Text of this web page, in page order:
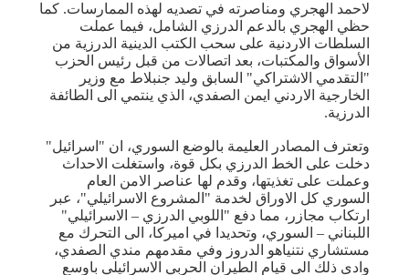
لاحمد الهجري ومناصرته في تصديه لهذه الممارسات. كما
حظي الهجري بالدعم الدرزي الشامل، فيما عملت
السلطات الاردنية على سحب الكتب الدينية الدرزية من
الأسواق والمكتبات، بعد اتصالات من قبل رئيس الحزب
"التقدمي الاشتراكي" السابق وليد جنبلاط مع وزير
الخارجية الاردني ايمن الصفدي، الذي ينتمي الى الطائفة
الدرزية.
وتعترف المصادر العليمة بالوضع السوري، ان "اسرائيل"
دخلت على الخط الدرزي بكل قوة، واستغلت الاحداث
وعملت على تغذيتها، وقدم لها عناصر الامن العام
السوري كل الاوراق لخدمة "المشروع الاسرائيلي"، عبر
ارتكاب مجازر، مما دفع "اللوبي الدرزي – الاسرائيلي"
اللبناني – السوري، وتحديدا في اميركا، الى التحرك مع
مستشاري نتنياهو الدروز وفي مقدمهم مندي الصفدي،
وادى ذلك الى قيام الطيران الحربي الاسرائيلي باوسع